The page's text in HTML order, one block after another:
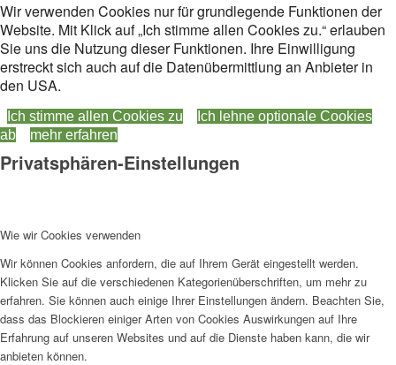
Wir verwenden Cookies nur für grundlegende Funktionen der
Website. Mit Klick auf „Ich stimme allen Cookies zu.“ erlauben
Sie uns die Nutzung dieser Funktionen. Ihre Einwilligung
erstreckt sich auch auf die Datenübermittlung an Anbieter in
den USA.
Ich stimme allen Cookies zu
Ich lehne optionale Cookies
ab
mehr erfahren
Privatsphären-Einstellungen
Wie wir Cookies verwenden
Wir können Cookies anfordern, die auf Ihrem Gerät eingestellt werden.
Klicken Sie auf die verschiedenen Kategorienüberschriften, um mehr zu
erfahren. Sie können auch einige Ihrer Einstellungen ändern. Beachten Sie,
dass das Blockieren einiger Arten von Cookies Auswirkungen auf Ihre
Erfahrung auf unseren Websites und auf die Dienste haben kann, die wir
anbieten können.